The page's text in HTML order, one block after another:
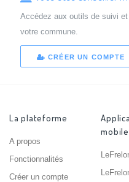
Accédez aux outils de suivi
votre commune.
CRÉER UN COMPTE
La plateforme
A propos
Fonctionnalités
Créer un compte